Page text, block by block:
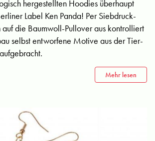
hergestellten Hoodies überhaupt
Label Ken Panda! Per Siebdruck-
die Baumwoll-Pullover aus kontrolliert
selbst entworfene Motive aus der Tier-
Mehr lesen